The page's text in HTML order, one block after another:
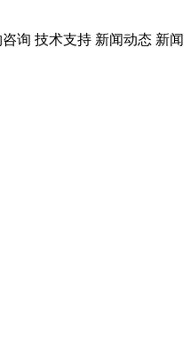
询 技术支持 新闻动态 新闻